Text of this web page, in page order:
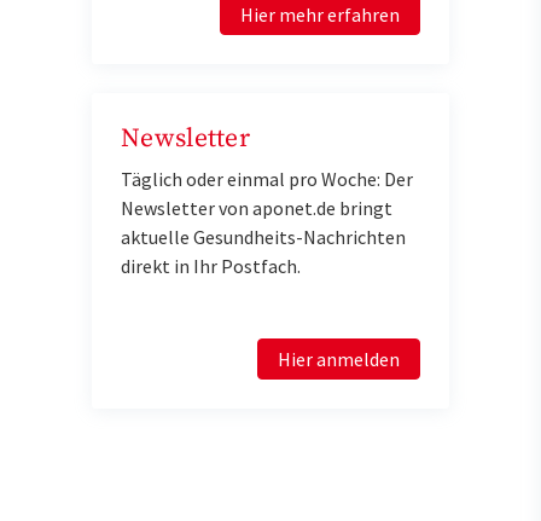
Hier mehr erfahren
Newsletter
Täglich oder einmal pro Woche: Der
Newsletter von aponet.de bringt
aktuelle Gesundheits-Nachrichten
direkt in Ihr Postfach.
Hier anmelden